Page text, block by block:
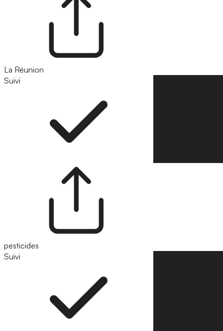
La Réunion
Suivi
pesticides
Suivi